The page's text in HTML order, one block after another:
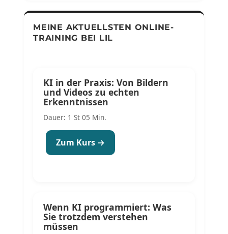
MEINE AKTUELLSTEN ONLINE-
TRAINING BEI LIL
KI in der Praxis: Von Bildern
und Videos zu echten
Erkenntnissen
Dauer: 1 St 05 Min.
Zum Kurs →
Wenn KI programmiert: Was
Sie trotzdem verstehen
müssen